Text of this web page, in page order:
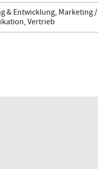
& Entwicklung, Marketing /
Vertrieb